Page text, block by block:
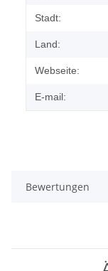
Stadt:
Land:
Webseite:
E-mail:
Bewertungen